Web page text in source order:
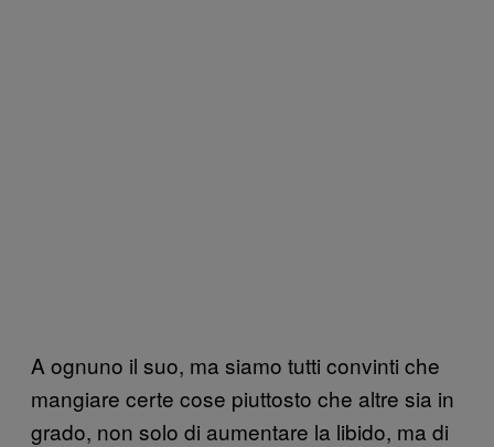
A ognuno il suo, ma siamo tutti convinti che
mangiare certe cose piuttosto che altre sia in
grado, non solo di aumentare la libido, ma di